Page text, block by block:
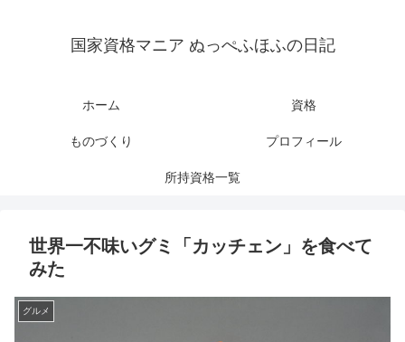
国家資格マニア ぬっぺふほふの日記
ホーム 資格
ものづくり プロフィール
所持資格一覧
世界一不味いグミ「カッチェン」を食べて
みた
グルメ